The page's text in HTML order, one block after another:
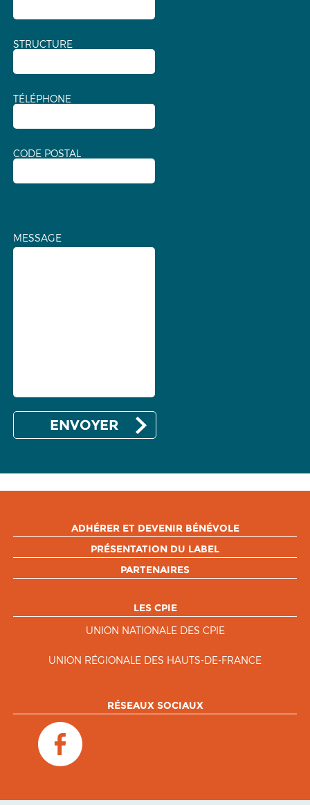
STRUCTURE
TÉLÉPHONE
CODE POSTAL
MESSAGE
ADHÉRER ET DEVENIR BÉNÉVOLE
PRÉSENTATION DU LABEL
PARTENAIRES
LES CPIE
UNION NATIONALE DES CPIE
UNION RÉGIONALE DES HAUTS-DE-FRANCE
RÉSEAUX SOCIAUX